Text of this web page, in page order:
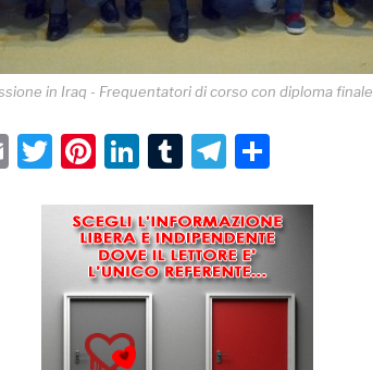
in Iraq - Frequentatori di corso con diploma finale
EmailTwitter
Pinterest
LinkedIn
TumblrTelegram